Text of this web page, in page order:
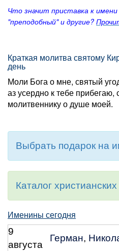
Что значит приставка к
"преподобный" и другие?
Краткая молитва святому
день
Моли Бога о мне, святый
аз усердно к тебе
молитвеннику о душе моей.
Выбрать подарок на
Каталог
Именины сегодня
9
августа
Герман,